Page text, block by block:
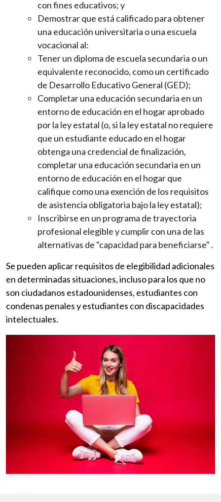
con fines educativos; y
Demostrar que está calificado para obtener
una educación universitaria o una escuela
vocacional al:
Tener un diploma de escuela secundaria o un
equivalente reconocido, como un certificado
de Desarrollo Educativo General (GED);
Completar una educación secundaria en un
entorno de educación en el hogar aprobado
por la ley estatal (o, si la ley estatal no requiere
que un estudiante educado en el hogar
obtenga una credencial de finalización,
completar una educación secundaria en un
entorno de educación en el hogar que
califique como una exención de los requisitos
de asistencia obligatoria bajo la ley estatal);
Inscribirse en un programa de trayectoria
profesional elegible y cumplir con una de las
alternativas de "capacidad para beneficiarse" .
Se pueden aplicar requisitos de elegibilidad adicionales
en determinadas situaciones, incluso para los que no
son ciudadanos estadounidenses, estudiantes con
condenas penales y estudiantes con discapacidades
intelectuales.